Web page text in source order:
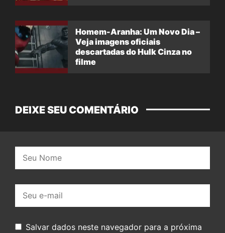
Homem-Aranha: Um Novo Dia –
Veja imagens oficiais
descartadas do Hulk Cinza no
filme
DEIXE SEU COMENTÁRIO
mail:
Salvar dados neste navegador para a próxima